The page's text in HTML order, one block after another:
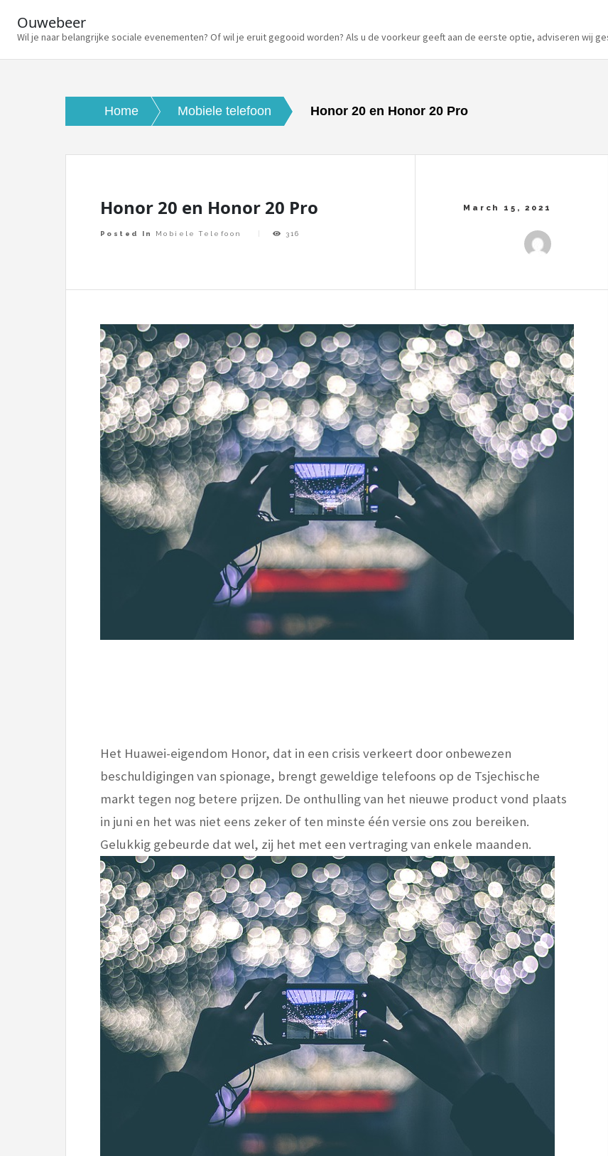
Ouwebeer
Wil je naar belangrijke sociale evenementen? Of wil je eruit gegooid worden? Als u de voorkeur geeft aan de eerste optie, adviseren wij
Home Mobiele telefoon Honor 20 en Honor 20 Pro
Honor 20 en Honor 20 Pro
Posted In Mobiele Telefoon 316
Het Huawei-eigendom Honor, dat in een crisis verkeert door onbewezen
beschuldigingen van spionage, brengt geweldige telefoons op de Tsjechische
markt tegen nog betere prijzen. De onthulling van het nieuwe product vond plaats
in juni en het was niet eens zeker of ten minste één versie ons zou bereiken.
Gelukkig gebeurde dat wel, zij het met een vertraging van enkele maanden.